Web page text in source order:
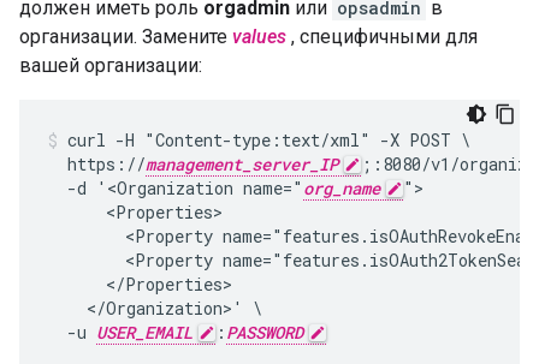
должен иметь роль orgadmin или opsadmin в
организации. Замените values , специфичными для
вашей организации:
curl -H "Content-type:text/xml" -X POST \
  https://
management_server_IP
;:8080/v1/
  -d '<Organization name="
org_name
">
      <Properties>
<Property
<Property
      </Properties>
    </Organization>' \
  -u
USER_EMAIL : PASSWORD